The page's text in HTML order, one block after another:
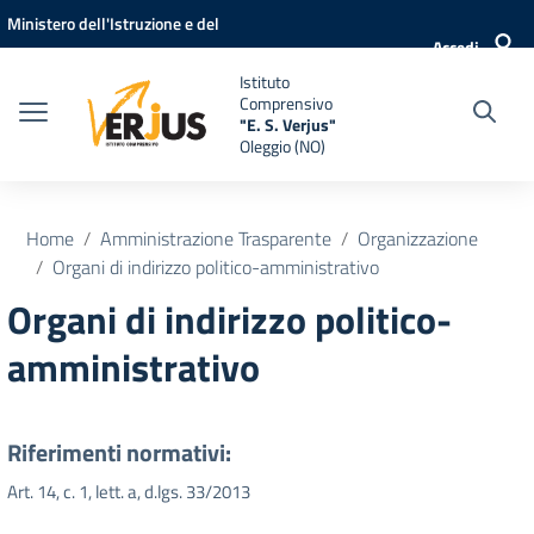
Vai ai contenuti
Vai al menu di navigazione
Vai al footer
Ministero dell'Istruzione e del
Accedi
Istituto
Comprensivo
"E. S. Verjus"
Oleggio (NO)
Home Amministrazione Trasparente
Organizzazione
Organi di indirizzo politico-amministrativo
Organi di indirizzo politico-
amministrativo
Riferimenti normativi:
Art. 14, c. 1, lett. a, d.lgs. 33/2013